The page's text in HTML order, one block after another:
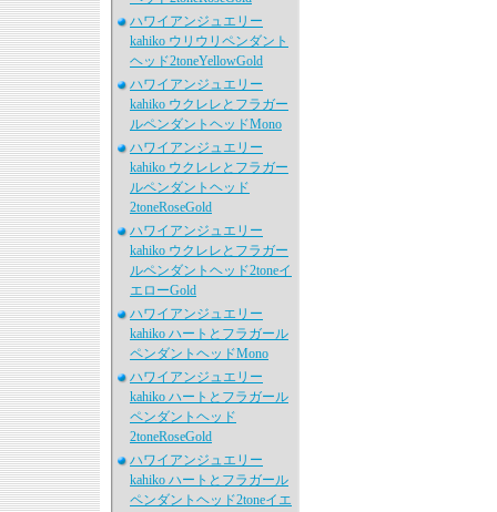
ハワイアンジュエリー
kahiko ウリウリペンダント
ヘッド2toneYellowGold
ハワイアンジュエリー
kahiko ウクレレとフラガー
ルペンダントヘッドMono
ハワイアンジュエリー
kahiko ウクレレとフラガー
ルペンダントヘッド
2toneRoseGold
ハワイアンジュエリー
kahiko ウクレレとフラガー
ルペンダントヘッド2toneイ
エローGold
ハワイアンジュエリー
kahiko ハートとフラガール
ペンダントヘッドMono
ハワイアンジュエリー
kahiko ハートとフラガール
ペンダントヘッド
2toneRoseGold
ハワイアンジュエリー
kahiko ハートとフラガール
ペンダントヘッド2toneイエ